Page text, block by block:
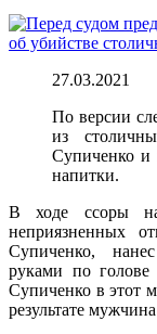
27.03.2021
По версии
из
Супиченко и
напитки.
В ходе ссоры
неприязненных
Супиченко,
руками по голове
Супиченко в этот
результате